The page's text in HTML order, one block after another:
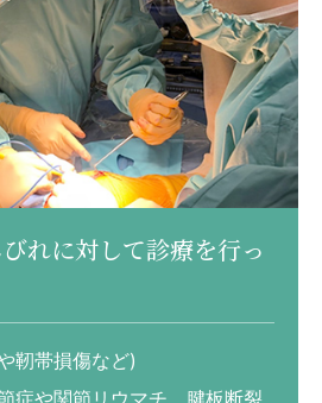
れに対して診療を行っ
靭帯損傷など)